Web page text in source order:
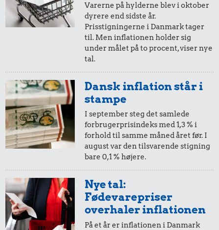
115 kr.
Snaps
2.720 kr.
246 kr.
Strygejern
51 kr.
1/2 kg skæreost
20,-
i 2020
= 24,-
i dag
12,-
5,-
i 2020
= 6,-
i dag
2,-
i 2020 i dag
Varerne på hylderne blev i oktober
dyrere end sidste år.
Prisstigningerne i Danmark tager
til. Men inflationen holder sig
under målet på to procent, viser nye
tal.
Dansk inflation står i
stampe
I september steg det samlede
forbrugerprisindeks med 1,3 % i
forhold til samme måned året før. I
august var den tilsvarende stigning
bare 0,1 % højere.
Nye tal:
Fødevarepriser
overhaler inflationen
På et år er inflationen i Danmark